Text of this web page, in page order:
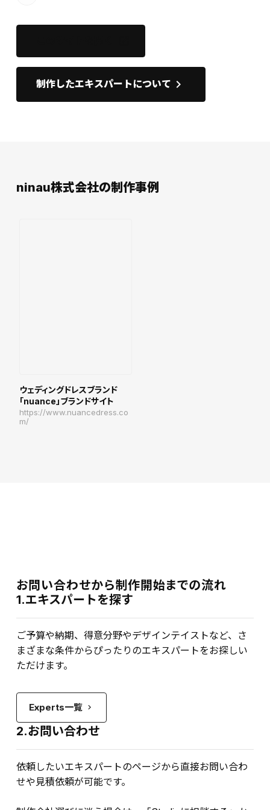
制作したエキスパートについて keyboard_arrow_right
ninau株式会社の制作事例
ウェディングドレスブランド
「nuance」ブランドサイト
https://www.nuancedress.co
m/
お問い合わせから制作開始までの流れ
1.エキスパートを探す
ご予算や納期、得意分野やデザインテイストなど、さ
まざまな条件からぴったりのエキスパートをお探しい
ただけます。
Experts一覧 keyboard_arrow_right
2.お問い合わせ
依頼したいエキスパートのページから直接お問い合わ
せや見積依頼が可能です。